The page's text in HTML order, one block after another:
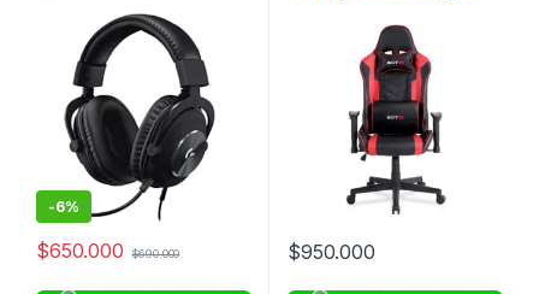
-6%
$650.000 $690.000 $950.000